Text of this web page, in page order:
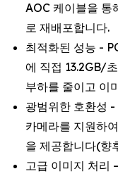
AOC 케이블을 통
로 재배포합니다.
최적화된 성능 -
에 직접 13.2GB/
부하를 줄이고 이
광범위한 호환성
카메라를 지원하
을 제공합니다(향
고급 이미지 처리